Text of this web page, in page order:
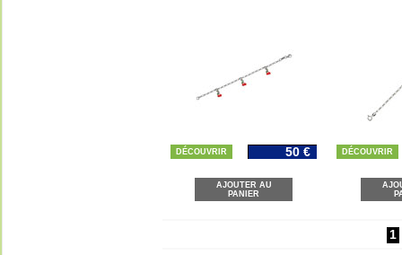
DÉCOUVRIR 50 €
AJOUTER AU
PANIER
DÉCOUVRIR
1